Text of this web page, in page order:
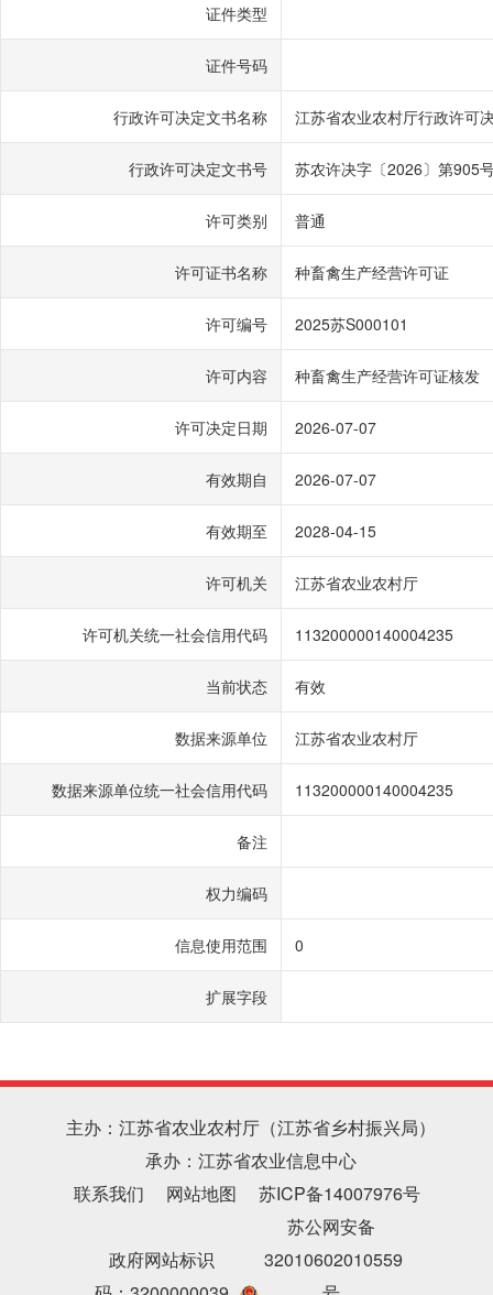
证件类型
证件号码
行政许可决定文书名称 江苏省农业农村厅行政许可
行政许可决定文书号 苏农许决字〔2026〕第905
许可类别 普通
许可证书名称 种畜禽生产经营许可证
许可编号 2025苏S000101
许可内容 种畜禽生产经营许可证核发
许可决定日期 2026-07-07
有效期自 2026-07-07
有效期至 2028-04-15
许可机关 江苏省农业农村厅
许可机关统一社会信用代码 113200000140004235
当前状态 有效
数据来源单位 江苏省农业农村厅
数据来源单位统一社会信用代码 113200000140004235
备注
权力编码
信息使用范围 0
扩展字段
主办：江苏省农业农村厅（江苏省乡村振兴局）
承办：江苏省农业信息中心
联系我们
网站地图 苏ICP备14007976号
政府网站标识
苏公网安备
32010602010559